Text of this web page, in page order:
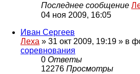
Последнее сообщение
04 ноя 2009, 16:05
Иван Сергеев
Леха » 31 окт 2009, 19:19 » в
соревнования
0 Ответы
12276 Просмотры